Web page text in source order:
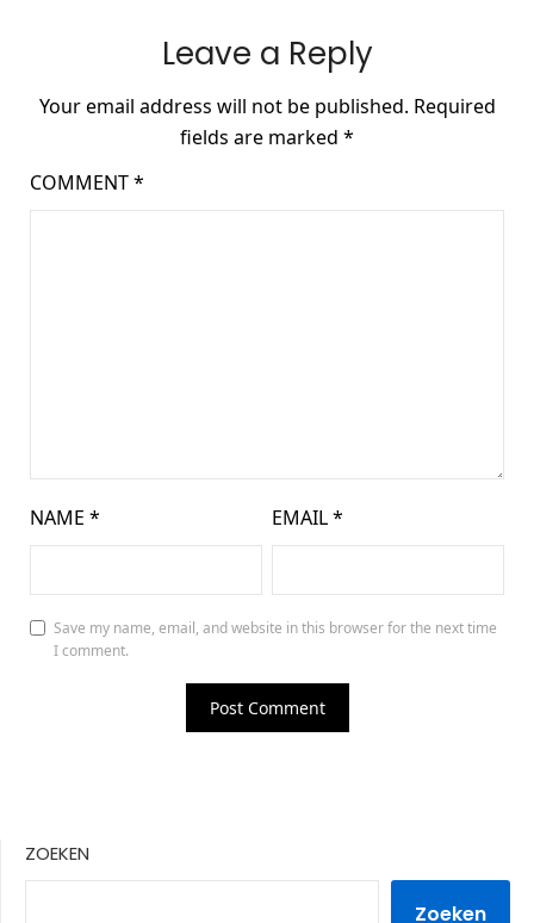
Leave a Reply
Your email address will not be published. Required
fields are marked *
COMMENT*
NAME * EMAIL*
Save my name, email, and website in this browser for the next time
I comment.
ZOEKEN
Zoeken